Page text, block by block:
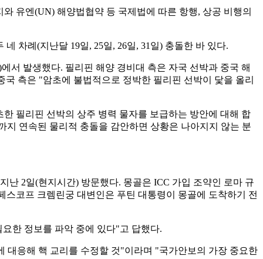
유엔(UN) 해양법협약 등 국제법에 따른 항행, 상공 비행의
차례(지난달 19일, 25일, 26일, 31일) 충돌한 바 있다.
서 발생했다. 필리핀 해양 경비대 측은 자국 선박과 중국 해
측은 "암초에 불법적으로 정박한 필리핀 선박이 닻을 올리
필리핀 선박의 상주 병력 물자를 보급하는 방안에 대해 합
연속된 물리적 충돌을 감안하면 상황은 나아지지 않는 분
난 2일(현지시간) 방문했다. 몽골은 ICC 가입 조약인 로마 규
코프 크렘린궁 대변인은 푸틴 대통령이 몽골에 도착하기 전
한 정보를 파악 중에 있다"고 답했다.
대응해 핵 교리를 수정할 것"이라며 "국가안보의 가장 중요한